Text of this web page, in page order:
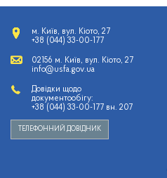
м. Київ, вул. Кіото, 27
+38 (044) 33-00-177
02156 м. Київ, вул. Кіото, 27
info@usfa.gov.ua
Довідки щодо
документообігу:
+38 (044) 33-00-177 вн. 207
ТЕЛЕФОННИЙ ДОВІДНИК